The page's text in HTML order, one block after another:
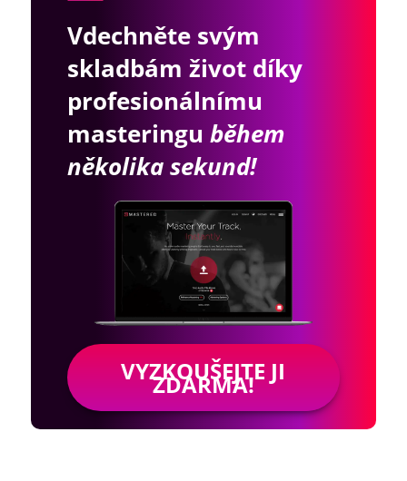
Vdechněte svým
skladbám život díky
profesionálnímu
masteringu během
několika sekund!
VYZKOUŠEJTE JI
ZDARMA!